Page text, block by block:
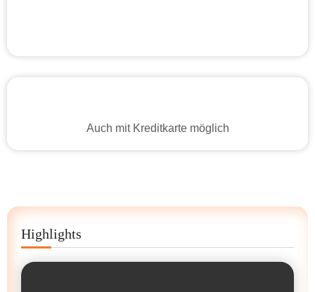
Auch mit Kreditkarte möglich
Highlights